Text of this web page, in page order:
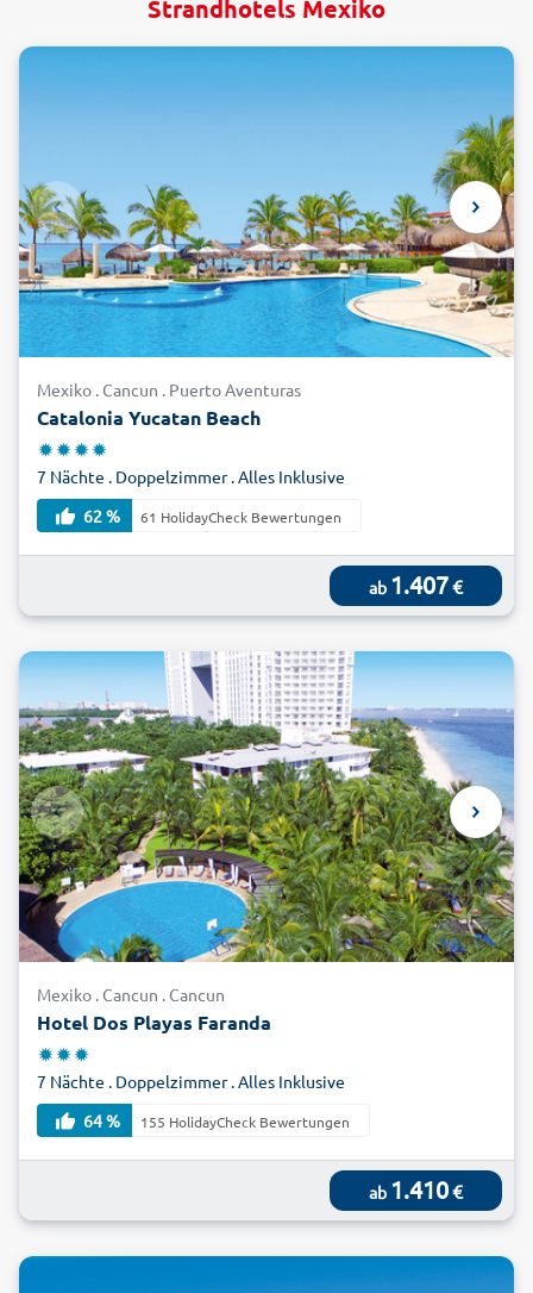
Strandhotels Mexiko
Mexiko . Cancun . Puerto Aventuras
Catalonia Yucatan Beach
7 Nächte . Doppelzimmer . Alles Inklusive
62 %
61 HolidayCheck Bewertungen
ab 1.407€
Mexiko . Cancun . Cancun
Hotel Dos Playas Faranda
7 Nächte . Doppelzimmer . Alles Inklusive
64 %
155 HolidayCheck Bewertungen
ab 1.410€